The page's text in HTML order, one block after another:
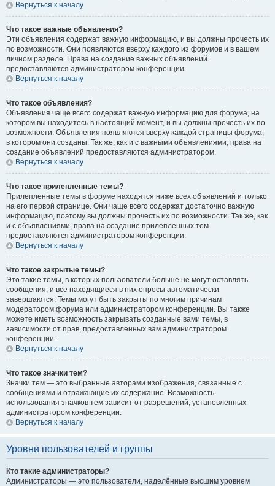
Вернуться к началу
Что такое важные объявления?
Эти объявления содержат важную информацию, и вы должны прочесть их
по возможности. Они появляются вверху каждого из форумов и в вашем
личном разделе. Права на создание важных объявлений
предоставляются администратором конференции.
Вернуться к началу
Что такое объявления?
Объявления чаще всего содержат важную информацию для форума, на
котором вы находитесь в настоящий момент, и вы должны прочесть их по
возможности. Объявления появляются вверху каждой страницы форума,
в котором они созданы. Так же, как и с важными объявлениями, права на
создание объявлений предоставляются администратором.
Вернуться к началу
Что такое прилепленные темы?
Прилепленные темы в форуме находятся ниже всех объявлений и только
на его первой странице. Они чаще всего содержат достаточно важную
информацию, поэтому вы должны прочесть их по возможности. Так же, как
и с объявлениями, права на создание прилепленных тем
предоставляются администратором конференции.
Вернуться к началу
Что такое закрытые темы?
Это такие темы, в которых пользователи больше не могут оставлять
сообщения, и все находящиеся в них опросы автоматически
завершаются. Темы могут быть закрыты по многим причинам
модератором форума или администратором конференции. Вы также
можете иметь возможность закрывать созданные вами темы, в
зависимости от прав, предоставленных вам администратором
конференции.
Вернуться к началу
Что такое значки тем?
Значки тем — это выбранные авторами изображения, связанные с
сообщениями и отражающие их содержание. Возможность
использования значков тем зависит от разрешений, установленных
администратором конференции.
Вернуться к началу
Уровни пользователей и группы
Кто такие администраторы?
Администраторы — это пользователи, наделённые высшим уровнем